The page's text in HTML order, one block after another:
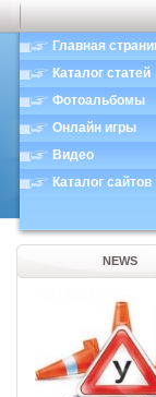
Главная
Каталог статей
Фотоальбомы
Онлайн игры
Видео
Каталог сайтов
NEWS